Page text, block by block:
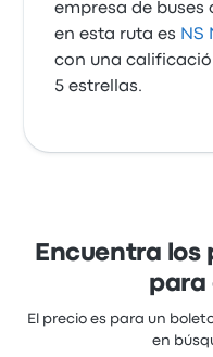
empresa de buses
en esta ruta es NS
con una
5 estrellas.
Encuentra los
para
El precio es para un
en